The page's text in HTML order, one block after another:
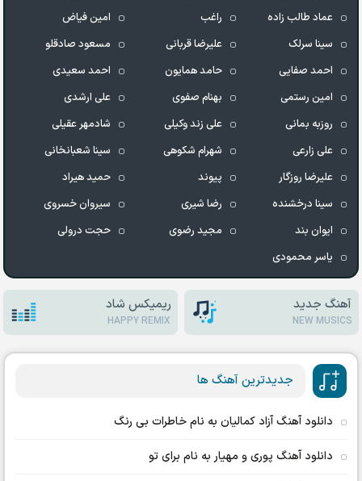
آهنگ جدید
NEW MUSICS
ریمیکس شاد
HAPPY REMIX
جدیدترین آهنگ ها
دانلود آهنگ آزاد کمالیان به نام خاطرات بی رنگ
دانلود آهنگ پوری و مهیار به نام برای تو
عماد طالب زاده
راغب
امین فیاض
سینا سرلک
علیرضا قربانی
مسعود صادقلو
احمد صفایی
حامد همایون
احمد سعیدی
امین رستمی
بهنام صفوی
علی ارشدی
روزبه بمانی
علی زند وکیلی
شادمهر عقیلی
علی زارعی
شهرام شکوهی
سینا شعبانخانی
علیرضا روزگار
پیوند
حمید هیراد
سینا درخشنده
رضا شیری
سیروان خسروی
ایوان بند
مجید رضوی
حجت درولی
یاسر محمودی